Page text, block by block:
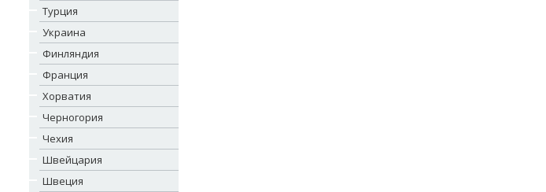
Турция
Украина
Финляндия
Франция
Хорватия
Черногория
Чехия
Швейцария
Швеция